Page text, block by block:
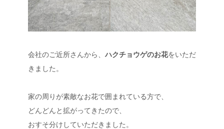
会社のご近所さんから、 ハクチョウゲのお花をいただ
きました。
家の周りが素敵なお花で囲まれている方で、
どんどんと拡がってきたので、
おすそ分けしていただきました。